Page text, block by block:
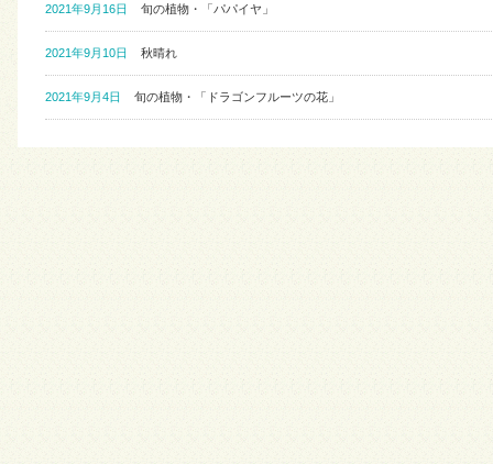
2021年9月16日 旬の植物・「パパイヤ」
2021年9月10日 秋晴れ
2021年9月4日 旬の植物・「ドラゴンフルーツの花」